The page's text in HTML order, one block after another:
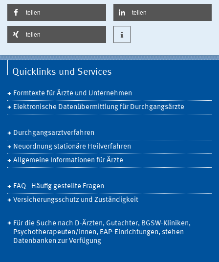
teilen teilen
teilen
Quicklinks und Services
Formtexte für Ärzte und Unternehmen
Elektronische Datenübermittlung für Durchgangsärzte
Durchgangsarztverfahren
Neuordnung stationäre Heilverfahren
Allgemeine Informationen für Ärzte
FAQ - Häufig gestellte Fragen
Versicherungsschutz und Zuständigkeit
Für die Suche nach D-Ärzten, Gutachter, BGSW-Kliniken,
Psychotherapeuten/innen, EAP-Einrichtungen, stehen
Datenbanken zur Verfügung